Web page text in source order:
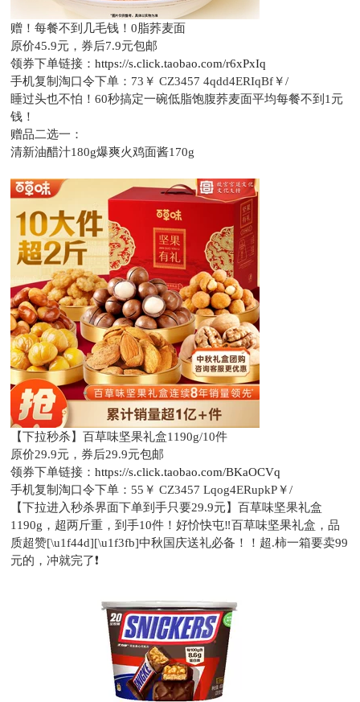
赠！每餐不到几毛钱！0脂荞麦面
原价45.9元， 券后7.9元包邮
领券下单链接：https://s.click.taobao.com/r6xPxIq
手机复制淘口令下单： 73￥ CZ3457 4qdd4ERIqBf￥/
睡过头也不怕！60秒搞定一碗低脂饱腹荞麦面平均每餐不到1元
钱！
赠品二选一：
清新油醋汁180g爆爽火鸡面酱170g
【下拉秒杀】百草味坚果礼盒1190g/10件
原价29.9元， 券后29.9元包邮
领券下单链接：https://s.click.taobao.com/BKaOCVq
手机复制淘口令下单： 55￥ CZ3457 Lqog4ERupkP￥/
【下拉进入秒杀界面下单到手只要29.9元】百草味坚果礼盒
1190g，超两斤重，到手10件！好忦快屯‼百草味坚果礼盒，品
质超赞[\u1f44d][\u1f3fb]中秋国庆送礼必备！！超.柿一箱要卖99
元的，冲就完了❗